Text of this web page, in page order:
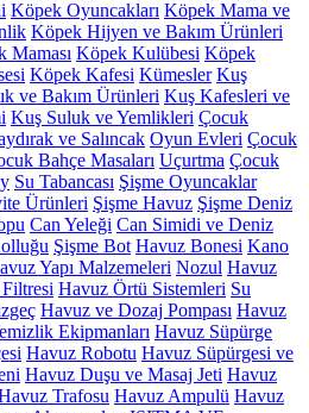
Köpek Oyuncakları Köpek Mama ve
Köpek Hijyen ve Bakım Ürünleri
Maması Köpek Kulübesi Köpek
Köpek Kafesi Kümesler Kuş
ve Bakım Ürünleri Kuş Kafesleri ve
Kuş Suluk ve Yemlikleri Çocuk
ve Salıncak Oyun Evleri Çocuk
Bahçe Masaları Uçurtma Çocuk
Su Tabancası Şişme Oyuncaklar
Ürünleri Şişme Havuz Şişme Deniz
Can Yeleği Can Simidi ve Deniz
Şişme Bot Havuz Bonesi Kano
Yapı Malzemeleri Nozul Havuz
Havuz Örtü Sistemleri Su
Havuz ve Dozaj Pompası Havuz
Ekipmanları Havuz Süpürge
Havuz Robotu Havuz Süpürgesi ve
Havuz Duşu ve Masaj Jeti Havuz
Trafosu Havuz Ampulü Havuz